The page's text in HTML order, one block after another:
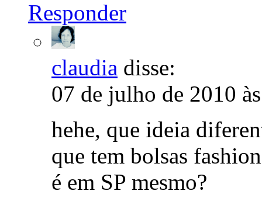
Responder
claudia disse:
07 de julho de 2010
hehe, que ideia
que tem bolsas
é em SP mesmo?